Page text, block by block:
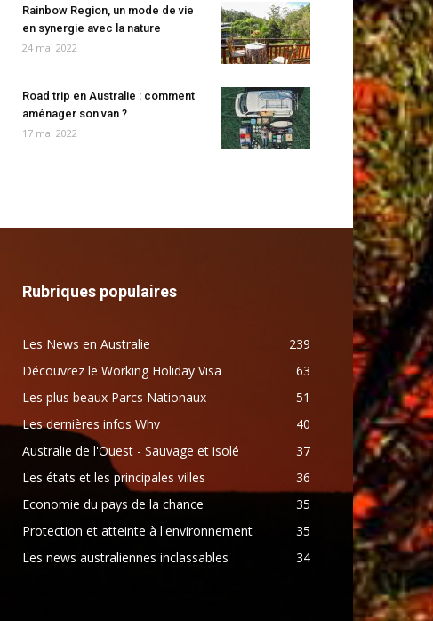
Rainbow Region, un mode de vie
en synergie avec la nature
24 mai 2022
Road trip en Australie : comment
aménager son van ?
17 mai 2022
Rubriques populaires
Les News en Australie
239
Découvrez le Working Holiday Visa
63
Les plus beaux Parcs Nationaux
51
Les dernières infos Whv
40
Australie de l'Ouest - Sauvage et isolé
37
Les états et les principales villes
36
Economie du pays de la chance
35
Protection et atteinte à l'environnement
35
Les news australiennes inclassables
34